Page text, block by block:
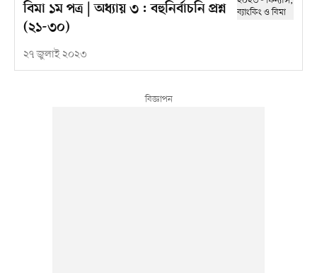
বিমা ১ম পত্র | অধ্যায় ৩ : বহুনির্বাচনি প্রশ্ন
(২১-৩০)
২৭ জুলাই ২০২৩